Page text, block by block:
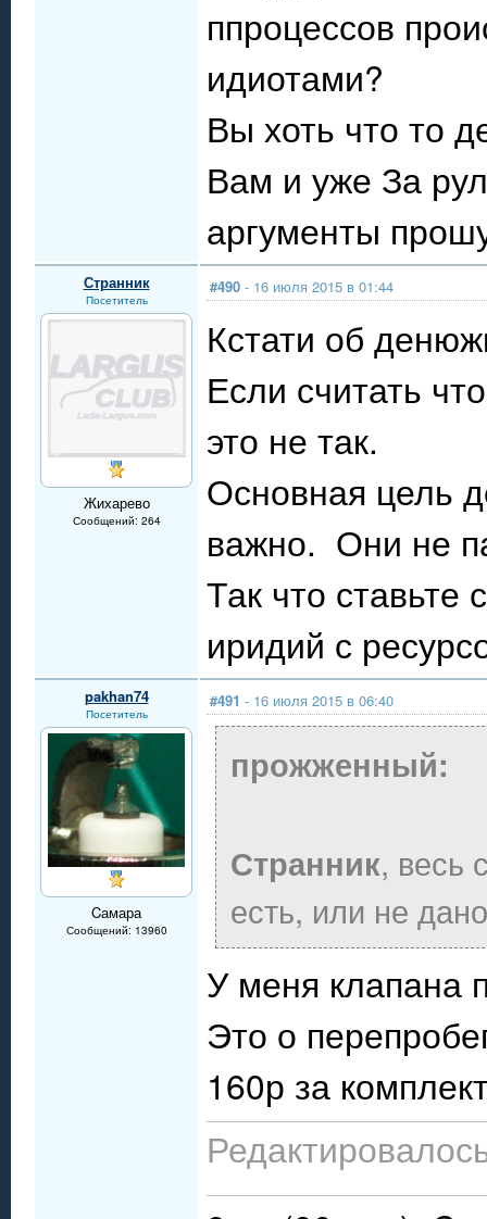
ппроцессов
идиотами?
Вы хоть что то
Вам и уже За
аргументы
Странник
Посетитель
Жихарево
Сообщений: 264
#490 - 16 июля 2015 в 01:44
Кстати об
Если считать
это не так.
Основная цель
важно. Они не
Так что
иридий с
pakhan74
Посетитель
Cамара
Сообщений: 13960
#491 - 16 июля 2015 в 06:40
прожженный:
Странник, весь
есть, или не
У меня клапана
Это о
160р за